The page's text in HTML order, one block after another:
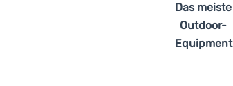
Das meiste
Outdoor-
Equipment